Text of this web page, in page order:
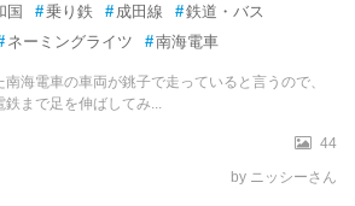
国 #乗り鉄 # 成田線 #鉄道・バス
ネーミングライツ #南海電車
海電車の車両が銚子で走っていると言うので、
まで足を伸ばしてみ...
44
by ニッシーさん